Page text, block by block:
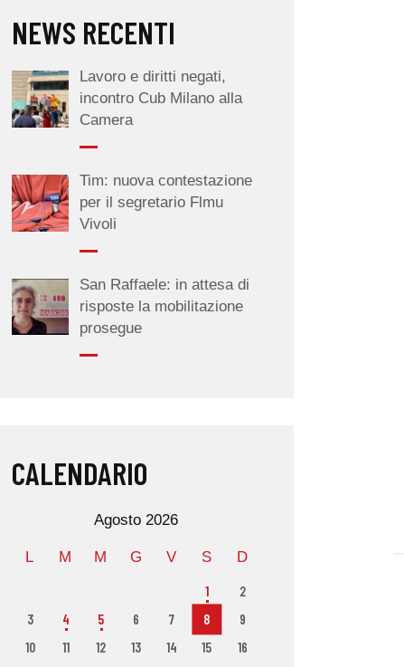
NEWS RECENTI
Lavoro e diritti negati,
incontro Cub Milano alla
Camera
Tim: nuova contestazione
per il segretario Flmu
Vivoli
San Raffaele: in attesa di
risposte la mobilitazione
prosegue
CALENDARIO
Agosto 2026
L M M G V S D
1
2
3
4 5 6 7 8
9
10
11 12 13 14 15
16